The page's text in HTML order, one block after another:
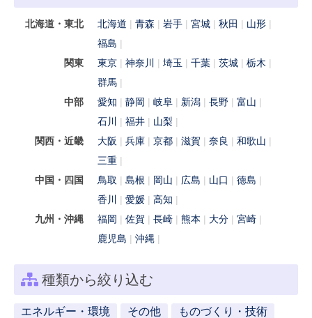
北海道・東北 北海道 青森 岩手 宮城 秋田
山形
福島
関東
東京 神奈川 埼玉 千葉 茨城
栃木
群馬
中部
愛知 静岡 岐阜 新潟 長野
富山
石川
福井
山梨
関西・近畿
大阪 兵庫 京都 滋賀 奈良
和歌山
三重
中国・四国
鳥取 島根 岡山 広島 山口
徳島
香川
愛媛
高知
九州・沖縄
福岡 佐賀 長崎 熊本 大分
宮崎
鹿児島
沖縄
種類から絞り込む
エネルギー・環境 その他
ものづくり・技術